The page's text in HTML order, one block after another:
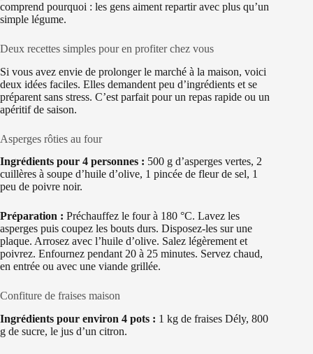
comprend pourquoi : les gens aiment repartir avec plus qu’un
simple légume.
Deux recettes simples pour en profiter chez vous
Si vous avez envie de prolonger le marché à la maison, voici
deux idées faciles. Elles demandent peu d’ingrédients et se
préparent sans stress. C’est parfait pour un repas rapide ou un
apéritif de saison.
Asperges rôties au four
Ingrédients pour 4 personnes : 500 g d’asperges vertes, 2
cuillères à soupe d’huile d’olive, 1 pincée de fleur de sel, 1
peu de poivre noir.
Préparation : Préchauffez le four à 180 °C. Lavez les
asperges puis coupez les bouts durs. Disposez-les sur une
plaque. Arrosez avec l’huile d’olive. Salez légèrement et
poivrez. Enfournez pendant 20 à 25 minutes. Servez chaud,
en entrée ou avec une viande grillée.
Confiture de fraises maison
Ingrédients pour environ 4 pots : 1 kg de fraises Dély, 800
g de sucre, le jus d’un citron.